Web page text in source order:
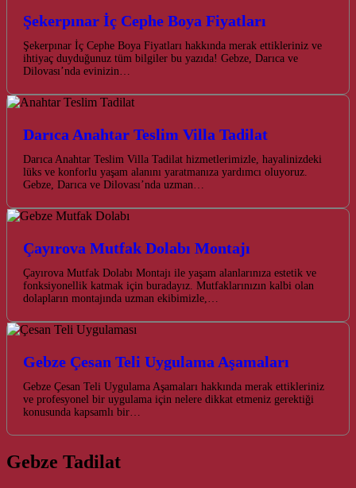
Şekerpınar İç Cephe Boya Fiyatları
Şekerpınar İç Cephe Boya Fiyatları hakkında merak ettikleriniz ve
ihtiyaç duyduğunuz tüm bilgiler bu yazıda! Gebze, Darıca ve
Dilovası’nda evinizin…
Darıca Anahtar Teslim Villa Tadilat
Darıca Anahtar Teslim Villa Tadilat hizmetlerimizle, hayalinizdeki
lüks ve konforlu yaşam alanını yaratmanıza yardımcı oluyoruz.
Gebze, Darıca ve Dilovası’nda uzman…
Çayırova Mutfak Dolabı Montajı
Çayırova Mutfak Dolabı Montajı ile yaşam alanlarınıza estetik ve
fonksiyonellik katmak için buradayız. Mutfaklarınızın kalbi olan
dolapların montajında uzman ekibimizle,…
Gebze Çesan Teli Uygulama Aşamaları
Gebze Çesan Teli Uygulama Aşamaları hakkında merak ettikleriniz
ve profesyonel bir uygulama için nelere dikkat etmeniz gerektiği
konusunda kapsamlı bir…
Gebze Tadilat